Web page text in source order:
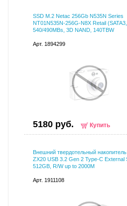
SSD M.2 Netac 256Gb N535N Series
NT01N535N-256G-N8X Retail
540/490MBs, 3D NAND, 140TBW
Арт. 1894299
5180 руб. Купить
Внешний твердотельный
ZX20 USB 3.2 Gen 2 Type-C External
512GB, R/W up to 2000M
Арт. 1911108